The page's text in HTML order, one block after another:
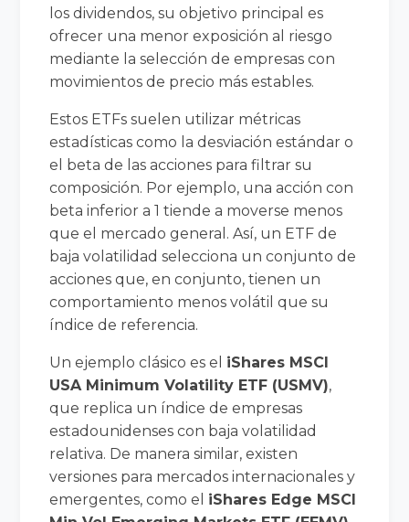
los dividendos, su objetivo principal es
ofrecer una menor exposición al riesgo
mediante la selección de empresas con
movimientos de precio más estables.
Estos ETFs suelen utilizar métricas
estadísticas como la desviación estándar o
el beta de las acciones para filtrar su
composición. Por ejemplo, una acción con
beta inferior a 1 tiende a moverse menos
que el mercado general. Así, un ETF de
baja volatilidad selecciona un conjunto de
acciones que, en conjunto, tienen un
comportamiento menos volátil que su
índice de referencia.
Un ejemplo clásico es el iShares MSCI
USA Minimum Volatility ETF (USMV),
que replica un índice de empresas
estadounidenses con baja volatilidad
relativa. De manera similar, existen
versiones para mercados internacionales y
emergentes, como el iShares Edge MSCI